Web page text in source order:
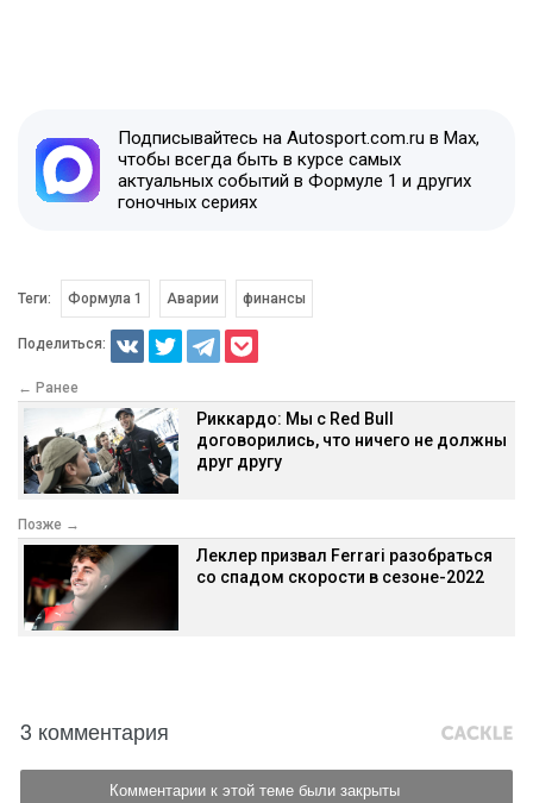
Подписывайтесь на Autosport.com.ru в Max,
чтобы всегда быть в курсе самых
актуальных событий в Формуле 1 и других
гоночных сериях
Теги: Формула 1 Аварии финансы
Поделиться:
← Ранее
Риккардо: Мы с Red Bull
договорились, что ничего не должны
друг другу
Позже →
Леклер призвал Ferrari разобраться
со спадом скорости в сезоне-2022
3 комментария
Комментарии к этой теме были закрыты